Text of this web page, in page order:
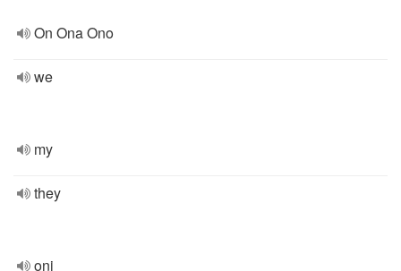
On Ona Ono
we
my
they
oni